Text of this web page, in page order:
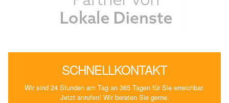
SCHNELLKONTAKT
Wir sind 24 Stunden am Tag an 365 Tagen für Sie erreichbar.
Jetzt anrufen! Wir beraten Sie gerne.